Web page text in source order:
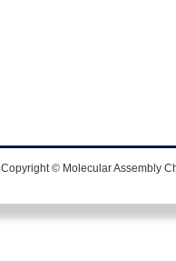
Copyright © Molecular Assembly